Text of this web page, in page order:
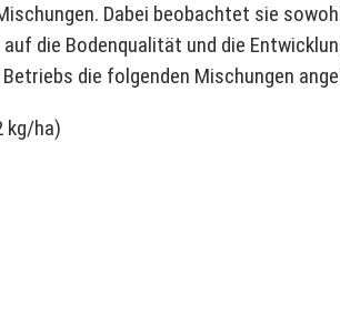
Dabei beobachtet sie
die Bodenqualität und die
die folgenden Mischungen
kg/ha)